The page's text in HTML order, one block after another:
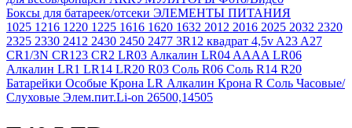
Боксы для батареек/отсеки ЭЛЕМЕНТЫ ПИТАНИЯ
1025 1216 1220 1225 1616 1620 1632 2012 2016 2025 2032 2320
2325 2330 2412 2430 2450 2477 3R12 квадрат 4,5v A23 A27
CR1/3N CR123 CR2 LR03 Алкалин LR04 AAAA LR06
Алкалин LR1 LR14 LR20 R03 Соль R06 Соль R14 R20
Батарейки Особые Крона LR Алкалин Крона R Соль Часовые/
Слуховые Элем.пит.Li-on 26500,14505